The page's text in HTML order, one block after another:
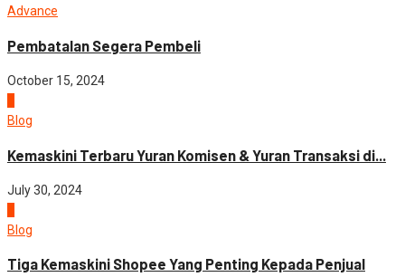
Advance
Pembatalan Segera Pembeli
October 15, 2024
Blog
Kemaskini Terbaru Yuran Komisen & Yuran Transaksi di...
July 30, 2024
Blog
Tiga Kemaskini Shopee Yang Penting Kepada Penjual